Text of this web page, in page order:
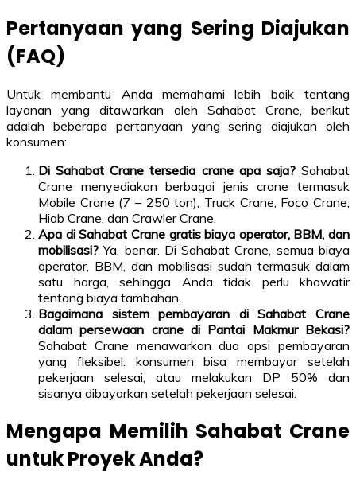
Pertanyaan yang Sering Diajukan
(FAQ)
Untuk membantu Anda memahami lebih baik tentang
layanan yang ditawarkan oleh Sahabat Crane, berikut
adalah beberapa pertanyaan yang sering diajukan oleh
konsumen:
Di Sahabat Crane tersedia crane apa saja?Sahabat
Crane menyediakan berbagai jenis crane termasuk
Mobile Crane (7 – 250 ton), Truck Crane, Foco Crane,
Hiab Crane, dan Crawler Crane.
Apa di Sahabat Crane gratis biaya operator, BBM, dan
mobilisasi? Ya, benar. Di Sahabat Crane, semua biaya
operator, BBM, dan mobilisasi sudah termasuk dalam
satu harga, sehingga Anda tidak perlu khawatir
tentang biaya tambahan.
Bagaimana sistem pembayaran di Sahabat Crane
dalam persewaan crane di Pantai Makmur Bekasi?
Sahabat Crane menawarkan dua opsi pembayaran
yang fleksibel: konsumen bisa membayar setelah
pekerjaan selesai, atau melakukan DP 50% dan
sisanya dibayarkan setelah pekerjaan selesai.
Mengapa Memilih Sahabat Crane
untuk Proyek Anda?